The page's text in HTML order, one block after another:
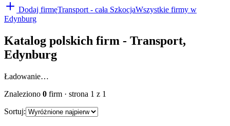
Dodaj firmęTransport - cała SzkocjaWszystkie firmy w
Edynburg
Katalog polskich firm - Transport,
Edynburg
Ładowanie…
Znaleziono 0 firm · strona 1 z 1
Sortuj: